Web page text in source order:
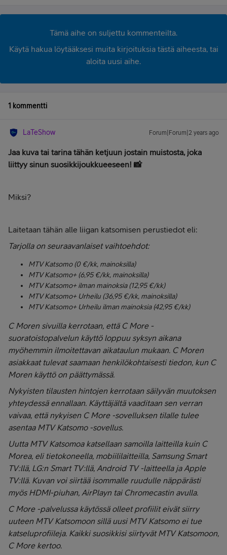
Tämä aihe on suljettu kommenteilta.
Käytä hakua löytääksesi muita kirjoituksia tästä aiheesta, tai
aloita uusi aihe.
1 kommentti
LaTeShow Forum|Forum|2 years ago
Jaa kuva tai tarina tähän ketjuun jostain muistosta, joka
liittyy sinun suosikkijoukkueeseen! 📸
Miksi?
Laitetaan tähän alle liigan katsomisen perustiedot eli:
Tarjolla on seuraavanlaiset vaihtoehdot:
MTV Katsomo (0 €/kk, mainoksilla)
MTV Katsomo+ (6,95 €/kk, mainoksilla)
MTV Katsomo+ ilman mainoksia (12,95 €/kk)
MTV Katsomo+ Urheilu (36,95 €/kk, mainoksilla)
MTV Katsomo+ Urheilu ilman mainoksia (42,95 €/kk)
C Moren sivuilla kerrotaan, että C More -
suoratoistopalvelun käyttö loppuu syksyn aikana
myöhemmin ilmoitettavan aikataulun mukaan. C Moren
asiakkaat tulevat saamaan henkilökohtaisesti tiedon, kun C
Moren käyttö on päättymässä.
Nykyisten tilausten hintojen kerrotaan säilyvän muutoksen
yhteydessä ennallaan. Käyttäjältä vaaditaan sen verran
vaivaa, että nykyisen C More -sovelluksen tilalle tulee
asentaa MTV Katsomo -sovellus.
Uutta MTV Katsomoa katsellaan samoilla laitteilla kuin C
Morea, eli tietokoneella, mobiililaitteilla, Samsung Smart
TV:llä, LG:n Smart TV:llä, Android TV -laitteella ja Apple
TV:llä. Kuvan voi siirtää isommalle ruudulle näppärästi
myös HDMI-piuhan, AirPlayn tai Chromecastin avulla.
C More -palvelussa käytössä olleet profiilit eivät siirry
uuteen MTV Katsomoon sillä uusi MTV Katsomo ei tue
katseluprofiileja. Kaikki suosikkisi siirtyvät MTV Katsomoon,
C More kertoo.